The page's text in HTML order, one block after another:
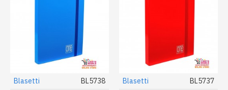
Blasetti BL5738 Blasetti BL5737